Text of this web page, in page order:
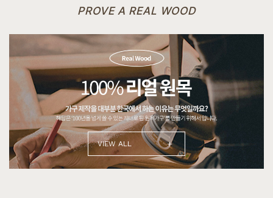
PROVE A REAL WOOD
VIEW ALL +